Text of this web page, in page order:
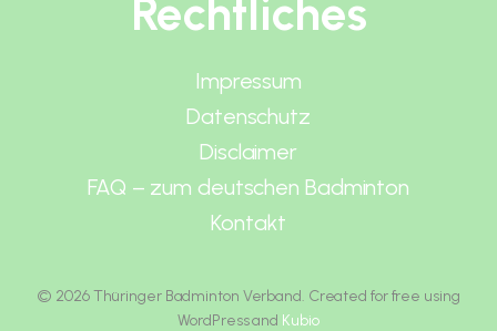
Rechtliches
Impressum
Datenschutz
Disclaimer
FAQ – zum deutschen Badminton
Kontakt
© 2026 Thüringer Badminton Verband. Created for free using
WordPress and Kubio